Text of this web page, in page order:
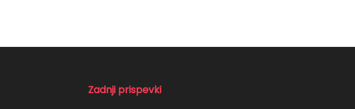
Zadnji prispevki